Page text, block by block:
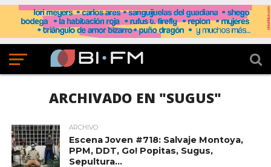
ARCHIVADO EN "SUGUS"
ARCHIVO
Escena Joven #718: Salvaje Montoya,
PPM, DDT, Go! Popitas, Sugus,
Sepultura…